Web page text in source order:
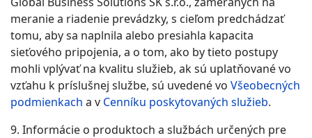
meranie a riadenie prevádzky, s cieľom predchádzať
tomu, aby sa naplnila alebo presiahla kapacita
sieťového pripojenia, a o tom, ako by tieto postupy
mohli vplývať na kvalitu služieb, ak sú uplatňované vo
vzťahu k príslušnej službe, sú uvedené vo Všeobecných
podmienkach a v Cenníku poskytovaných služieb.
9. Informácie o produktoch a službách určených pre